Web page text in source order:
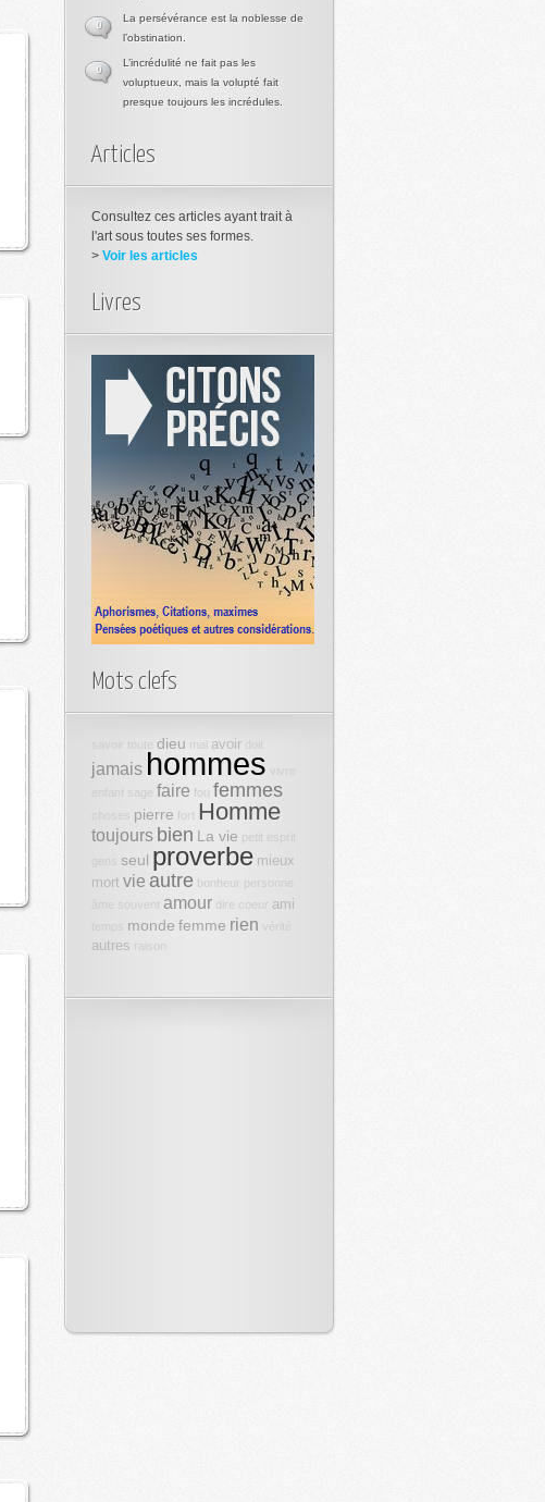
La persévérance est la noblesse de
l’obstination.
0
L’incrédulité ne fait pas les
voluptueux, mais la volupté fait
presque toujours les incrédules.
0
Articles
Consultez ces articles ayant trait à
l'art sous toutes ses formes.
> Voir les articles
Livres
Mots clefs
dieu mal avoir
jamais hommes
sage faire fou femmes
pierre fort Homme
toujours bien La vie petit
seul proverbe mieux
mort vie autre bonheur personne
souvent amour dire coeur ami
monde femme rien
autres raison